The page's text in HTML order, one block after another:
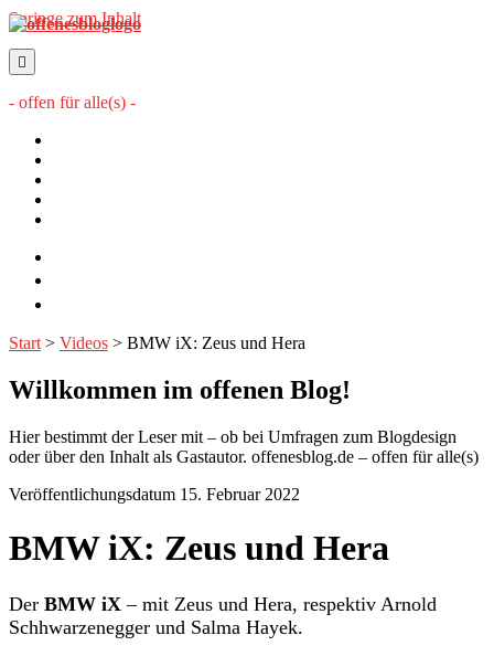
Springe zum Inhalt
offenesblog.de
- offen für alle(s) -
Start > Videos > BMW iX: Zeus und Hera
Willkommen im offenen Blog!
Hier bestimmt der Leser mit – ob bei Umfragen zum Blogdesign
oder über den Inhalt als Gastautor. offenesblog.de – offen für alle(s)
Veröffentlichungsdatum 15. Februar 2022
BMW iX: Zeus und Hera
Der BMW iX – mit Zeus und Hera, respektiv Arnold
Schhwarzenegger und Salma Hayek.